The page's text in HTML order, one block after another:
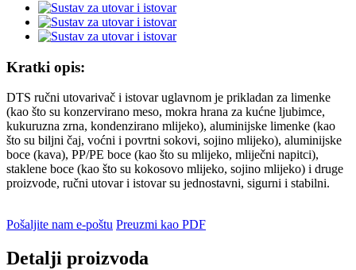
Kratki opis:
DTS ručni utovarivač i istovar uglavnom je prikladan za limenke
(kao što su konzervirano meso, mokra hrana za kućne ljubimce,
kukuruzna zrna, kondenzirano mlijeko), aluminijske limenke (kao
što su biljni čaj, voćni i povrtni sokovi, sojino mlijeko), aluminijske
boce (kava), PP/PE boce (kao što su mlijeko, mliječni napitci),
staklene boce (kao što su kokosovo mlijeko, sojino mlijeko) i druge
proizvode, ručni utovar i istovar su jednostavni, sigurni i stabilni.
Pošaljite nam e-poštu Preuzmi kao PDF
Detalji proizvoda